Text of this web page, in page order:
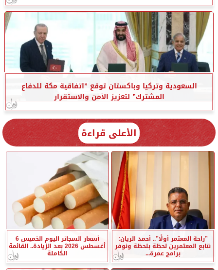
السعودية وتركيا وباكستان توقع ”اتفاقية مكة للدفاع
المشترك” لتعزيز الأمن والاستقرار
الأعلى قراءة
”راحة المعتمر أولًا”.. أحمد الريان:
نتابع المعتمرين لحظة بلحظة ونوفر
برامج عمرة...
أسعار السجائر اليوم الخميس 6
أغسطس 2026 بعد الزيادة.. القائمة
الكاملة